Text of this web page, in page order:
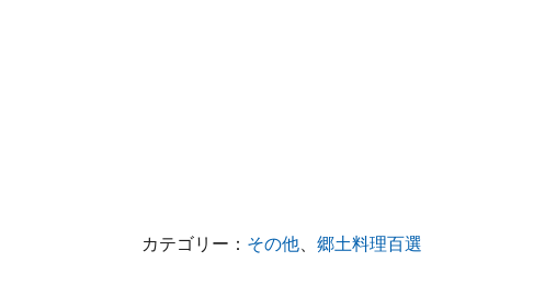
カテゴリー： その他、 郷土料理百選